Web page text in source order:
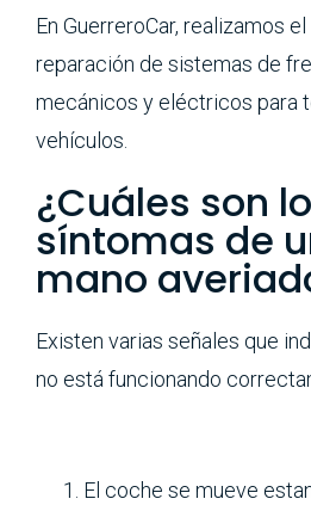
En GuerreroCar, realizamos
reparación de sistemas de
mecánicos y eléctricos para
vehículos.
¿Cuáles son
síntomas de
mano
Existen varias señales que
no está funcionando
El coche se mueve